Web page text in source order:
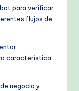
para verificar
flujos de
característica
negocio y